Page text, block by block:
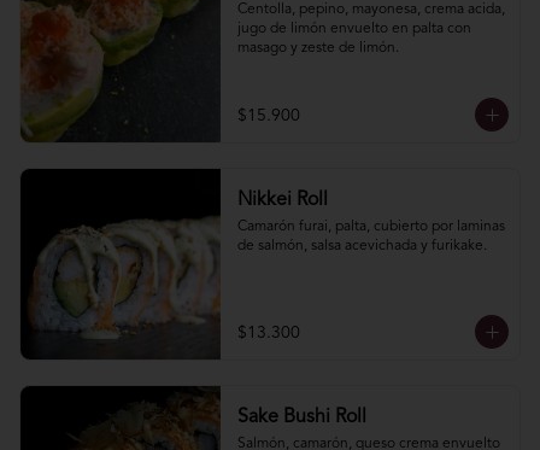
Centolla, pepino, mayonesa, crema acida,
jugo de limón envuelto en palta con
masago y zeste de limón.
$15.900
Nikkei Roll
Camarón furai, palta, cubierto por laminas
de salmón, salsa acevichada y furikake.
$13.300
Sake Bushi Roll
Salmón, camarón, queso crema envuelto